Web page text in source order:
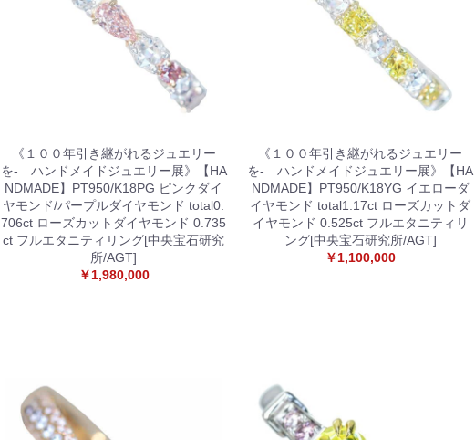
《１００年引き継がれるジュエリー
を- ハンドメイドジュエリー展》【HA
NDMADE】PT950/K18PG ピンクダイ
ヤモンド/パープルダイヤモンド total0.
706ct ローズカットダイヤモンド 0.735
ct フルエタニティリング[中央宝石研究
所/AGT]
￥1,980,000
《１００年引き継がれるジュエリー
を- ハンドメイドジュエリー展》【HA
NDMADE】PT950/K18YG イエローダ
イヤモンド total1.17ct ローズカットダ
イヤモンド 0.525ct フルエタニティリ
ング[中央宝石研究所/AGT]
￥1,100,000